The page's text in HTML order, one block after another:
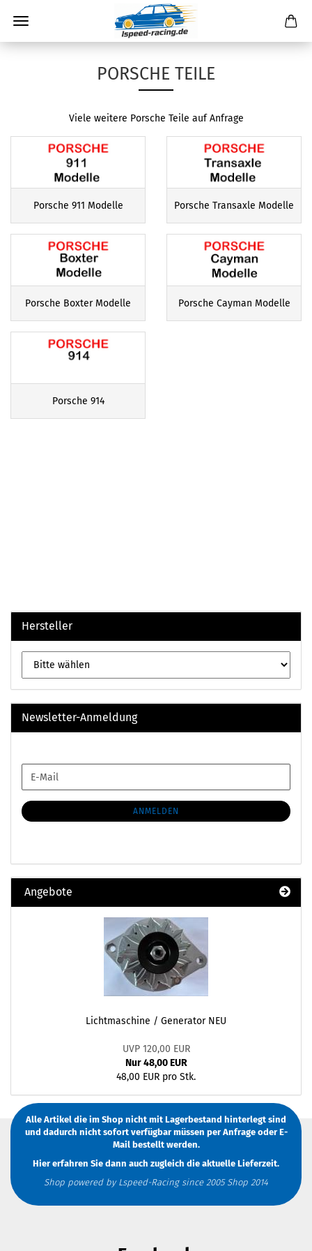
PORSCHE TEILE
Viele weitere Porsche Teile auf Anfrage
Porsche 911 Modelle Porsche Transaxle Modelle
Porsche Boxter Modelle Porsche Cayman Modelle
Porsche 914
Hersteller
Newsletter-Anmeldung
ZUR
ANMELDUNG
E-
Mail
ANMELDEN
Angebote
Lichtmaschine / Generator NEU
UVP 120,00 EUR
Nur 48,00 EUR
48,00 EUR pro Stk.
Alle Artikel die im Shop nicht mit Lagerbestand hinterlegt sind
und dadurch nicht sofort verfügbar müssen per AnfrageoderE-
Mailbestellt werden.
Hier erfahren Sie dann auch zugleich die aktuelle Lieferzeit.
Shop powered by Lspeed-Racing since 2005 Shop 2014